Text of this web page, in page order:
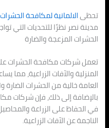
تحظىالالمانية لمكافحة
مدينة نصر نظرًا للتحديات التي
الحشرات المزعجة والضارة
تعمل شركات مكافحة الحشرات
المنزلية والآفات الزراعية، مما
العامة خالية من الحشرات
بالإضافة إلى ذلك، فإن شركات
في الحفاظ على الزراعة
الناجمة عن الآفات الزراعية.